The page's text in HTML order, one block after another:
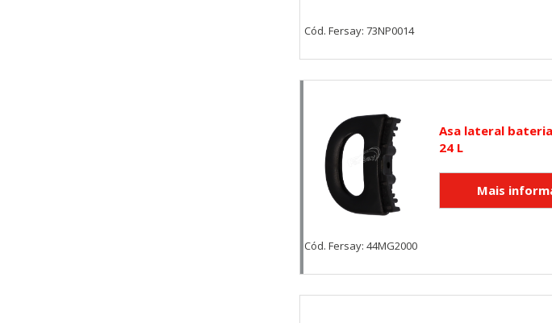
Cód. Fersay: 73NP0014
Asa lateral
24 L
Cód. Fersay: 44MG2000
GUARDAR CONFIGURACIÓN
Puedes volver a configurar tus cookies desde la sección "Configuración